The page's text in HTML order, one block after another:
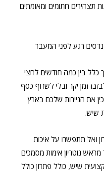
חתומים ומאומתים
רגע לפני המעבר
כלל בין כמה חודשים לחצי
זמן יקר ובלי לשרוף כסף
את הניירות שלכם בארץ
שיש.
ואל תתפשרו על איכות
מראש נוטריון אימות מסמכים
שיש, כולל פתרון כולל